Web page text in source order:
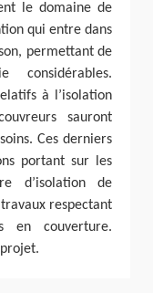
le domaine de
qui entre dans
permettant de
considérables.
à l’isolation
sauront
Ces derniers
portant sur les
d’isolation de
respectant
en couverture.